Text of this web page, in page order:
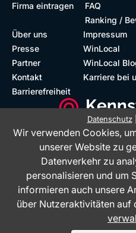
Firma eintragen
FAQ
Ranking /
Über uns
Presse
Partner
Kontakt
Barrierefreiheit
Impressum
WinLocal
WinLocal
Karriere bei
Datenschutz|
Wir verwenden Cookies,
unserer Website zu
Datenverkehr zu
personalisieren und um
informieren auch unsere
über Nutzeraktivitäten auf